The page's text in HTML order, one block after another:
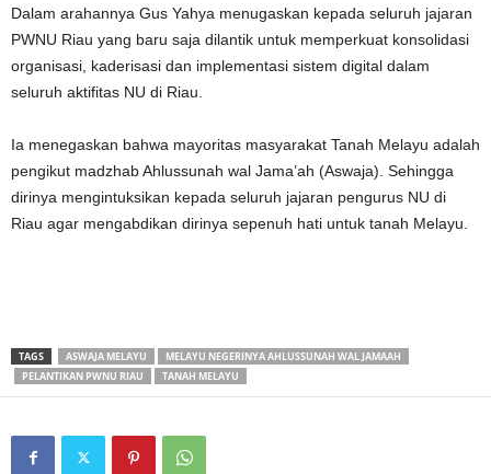
Dalam arahannya Gus Yahya menugaskan kepada seluruh jajaran
PWNU Riau yang baru saja dilantik untuk memperkuat konsolidasi
organisasi, kaderisasi dan implementasi sistem digital dalam
seluruh aktifitas NU di Riau.
Ia menegaskan bahwa mayoritas masyarakat Tanah Melayu adalah
pengikut madzhab Ahlussunah wal Jama’ah (Aswaja). Sehingga
dirinya mengintuksikan kepada seluruh jajaran pengurus NU di
Riau agar mengabdikan dirinya sepenuh hati untuk tanah Melayu.
TAGS ASWAJA MELAYU
MELAYU NEGERINYA AHLUSSUNAH WAL JAMAAH
PELANTIKAN PWNU RIAU
TANAH MELAYU